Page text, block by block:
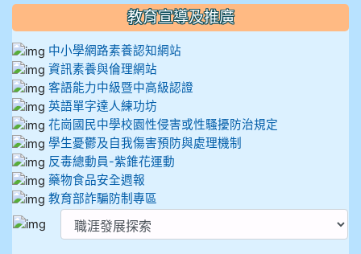
教育宣導及推廣
中小學網路素養認知網站
資訊素養與倫理網站
客語能力中級暨中高級認證
英語單字達人練功坊
花崗國民中學校園性侵害或性騷擾防治規定
學生憂鬱及自我傷害預防與處理機制
反毒總動員-紫錐花運動
藥物食品安全週報
教育部詐騙防制專區